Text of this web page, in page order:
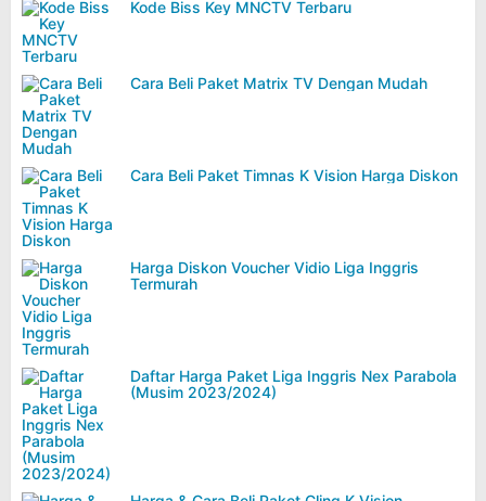
Kode Biss Key MNCTV Terbaru
Cara Beli Paket Matrix TV Dengan Mudah
Cara Beli Paket Timnas K Vision Harga Diskon
Harga Diskon Voucher Vidio Liga Inggris
Termurah
Daftar Harga Paket Liga Inggris Nex Parabola
(Musim 2023/2024)